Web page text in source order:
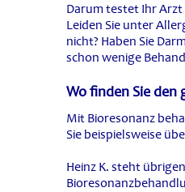
Darum testet Ihr
Leiden Sie unter
nicht? Haben Sie
schon wenige
Wo finden Sie den
Mit Bioresonanz
Sie beispielsweise
Heinz K. steht